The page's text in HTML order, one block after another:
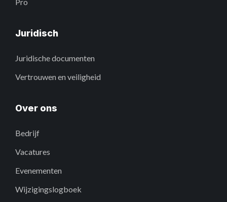
Juridisch
Juridische documenten
Vertrouwen en veiligheid
Over ons
Bedrijf
Vacatures
Evenementen
Wijzigingslogboek